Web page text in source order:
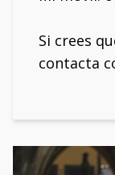
Si crees
contacta